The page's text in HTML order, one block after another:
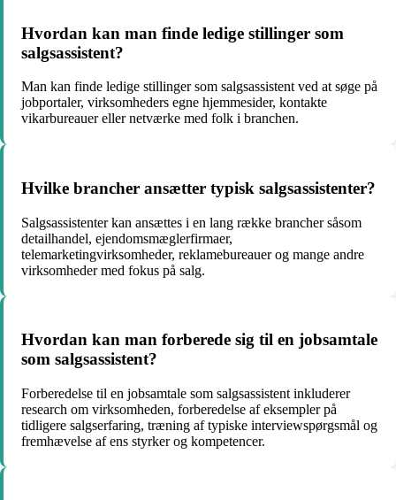
Hvordan kan man finde ledige stillinger som
salgsassistent?
Man kan finde ledige stillinger som salgsassistent ved at søge på
jobportaler, virksomheders egne hjemmesider, kontakte
vikarbureauer eller netværke med folk i branchen.
Hvilke brancher ansætter typisk salgsassistenter?
Salgsassistenter kan ansættes i en lang række brancher såsom
detailhandel, ejendomsmæglerfirmaer,
telemarketingvirksomheder, reklamebureauer og mange andre
virksomheder med fokus på salg.
Hvordan kan man forberede sig til en jobsamtale
som salgsassistent?
Forberedelse til en jobsamtale som salgsassistent inkluderer
research om virksomheden, forberedelse af eksempler på
tidligere salgserfaring, træning af typiske interviewspørgsmål og
fremhævelse af ens styrker og kompetencer.